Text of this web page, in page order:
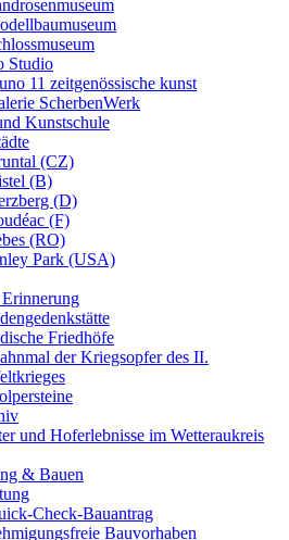
Studio
11 zeitgenössische kunst
ScherbenWerk
Kunstschule
(CZ)
(B)
(D)
(F)
(RO)
Park (USA)
Friedhöfe
der Kriegsopfer des II.
und Hoferlebnisse im Wetteraukreis
& Bauen
Check-Bauantrag
Bauvorhaben